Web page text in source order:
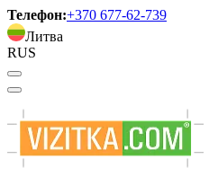
Телефон:+370 677-62-739
Литва
RUS